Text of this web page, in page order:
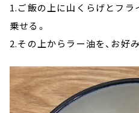
1.ご飯の上に山くらげとフラ
乗せる。
2.その上からラー油を、お好